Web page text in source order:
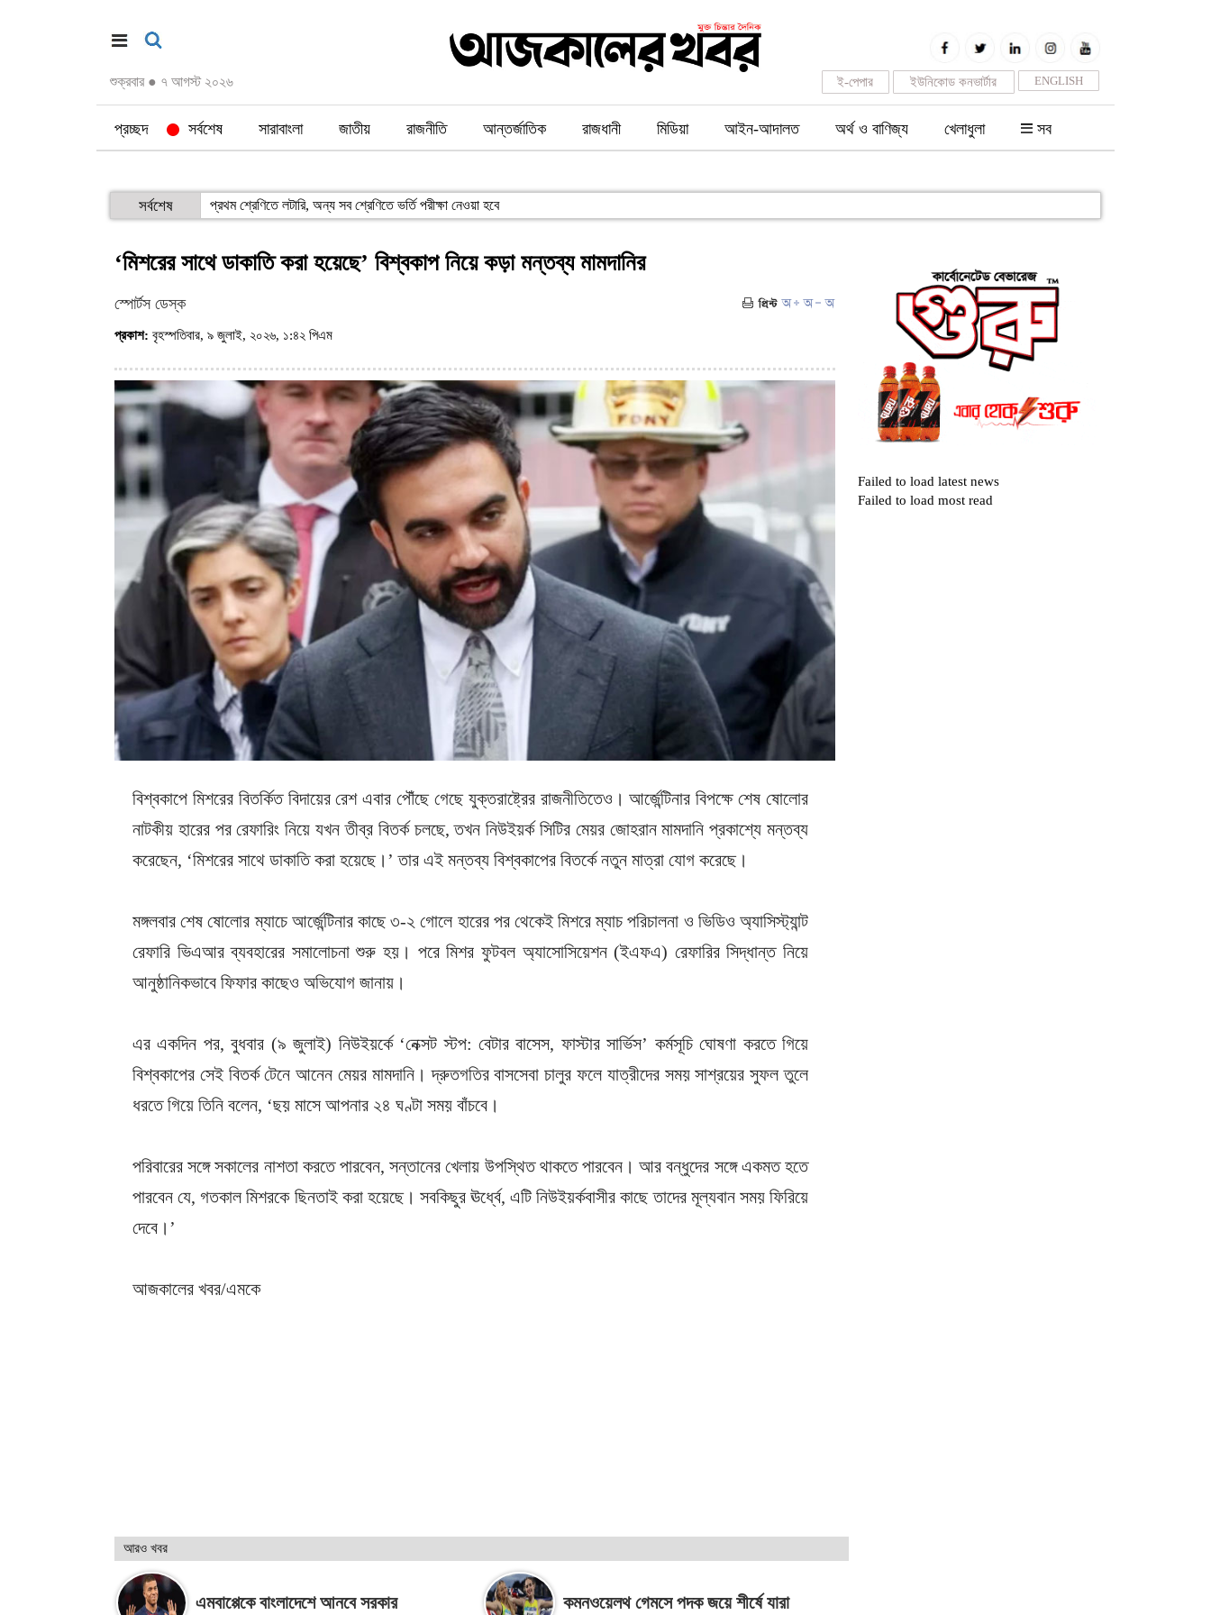
শুক্রবার ● ৭ আগস্ট ২০২৬ ENGLISH
ইউনিকোড কনভার্টার
ই-পেপার
প্রচ্ছদ সর্বশেষ সারাবাংলা জাতীয় রাজনীতি আন্তর্জাতিক রাজধানী মিডিয়া আইন-আদালত অর্থ ও বাণিজ্য খেলাধুলা সব
সর্বশেষ প্রথম শ্রেণিতে লটারি, অন্য সব শ্রেণিতে ভর্তি পরীক্ষা নেওয়া হবে
‘মিশরের সাথে ডাকাতি করা হয়েছে’ বিশ্বকাপ নিয়ে কড়া মন্তব্য মামদানির
স্পোর্টস ডেস্ক
প্রকাশ: বৃহস্পতিবার, ৯ জুলাই, ২০২৬, ১:৪২ পিএম
বিশ্বকাপে মিশরের বিতর্কিত বিদায়ের রেশ এবার পৌঁছে গেছে যুক্তরাষ্ট্রের রাজনীতিতেও। আর্জেন্টিনার বিপক্ষে শেষ ষোলোর
নাটকীয় হারের পর রেফারিং নিয়ে যখন তীব্র বিতর্ক চলছে, তখন নিউইয়র্ক সিটির মেয়র জোহরান মামদানি প্রকাশ্যে মন্তব্য
করেছেন, ‘মিশরের সাথে ডাকাতি করা হয়েছে।’ তার এই মন্তব্য বিশ্বকাপের বিতর্কে নতুন মাত্রা যোগ করেছে।
মঙ্গলবার শেষ ষোলোর ম্যাচে আর্জেন্টিনার কাছে ৩-২ গোলে হারের পর থেকেই মিশরে ম্যাচ পরিচালনা ও ভিডিও অ্যাসিস্ট্যান্ট
রেফারি ভিএআর ব্যবহারের সমালোচনা শুরু হয়। পরে মিশর ফুটবল অ্যাসোসিয়েশন (ইএফএ) রেফারির সিদ্ধান্ত নিয়ে
আনুষ্ঠানিকভাবে ফিফার কাছেও অভিযোগ জানায়।
এর একদিন পর, বুধবার (৯ জুলাই) নিউইয়র্কে ‘নেক্সট স্টপ: বেটার বাসেস, ফাস্টার সার্ভিস’ কর্মসূচি ঘোষণা করতে গিয়ে
বিশ্বকাপের সেই বিতর্ক টেনে আনেন মেয়র মামদানি। দ্রুতগতির বাসসেবা চালুর ফলে যাত্রীদের সময় সাশ্রয়ের সুফল তুলে
ধরতে গিয়ে তিনি বলেন, ‘ছয় মাসে আপনার ২৪ ঘণ্টা সময় বাঁচবে।
পরিবারের সঙ্গে সকালের নাশতা করতে পারবেন, সন্তানের খেলায় উপস্থিত থাকতে পারবেন। আর বন্ধুদের সঙ্গে একমত হতে
পারবেন যে, গতকাল মিশরকে ছিনতাই করা হয়েছে। সবকিছুর ঊর্ধ্বে, এটি নিউইয়র্কবাসীর কাছে তাদের মূল্যবান সময় ফিরিয়ে
দেবে।’
আজকালের খবর/এমকে
আরও খবর
এমবাপ্পেকে বাংলাদেশে আনবে সরকার কমনওয়েলথ গেমসে পদক জয়ে শীর্ষে যারা
Failed to load latest news
Failed to load most read